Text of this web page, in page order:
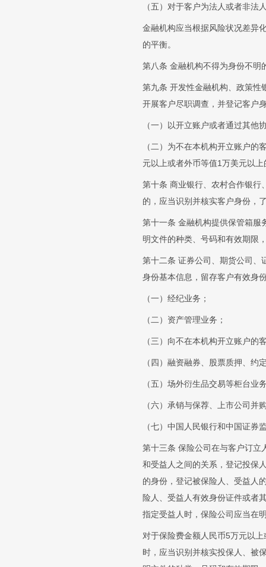
（五）对于客户为法人或者非
金融机构应当根据风险状况差异
的平衡。
第八条 金融机构不得为身份不明
第九条 开发性金融机构、政策性
开展客户尽职调查，并登记客户
（一）以开立账户或者通过其他
（二）为不在本机构开立账户
元以上或者外币等值1万美元以上
第十条 商业银行、农村合作银行
的，应当识别并核实客户身份，
第十一条 金融机构提供保管箱服
明文件的种类、号码和有效期限
第十二条 证券公司、期货公司、
身份基本信息，留存客户有效身
（一）经纪业务；
（二）资产管理业务；
（三）向不在本机构开立账户
（四）融资融券、股票质押、约
（五）场外衍生品交易等柜台业
（六）承销与保荐、上市公司
（七）中国人民银行和中国证
第十三条 保险公司在与客户订立
和受益人之间的关系，登记投保
的身份，登记被保险人、受益人
险人、受益人有效身份证件或者
指定受益人时，保险公司应当在
对于保险费金额人民币5万元以
时，应当识别并核实投保人、被